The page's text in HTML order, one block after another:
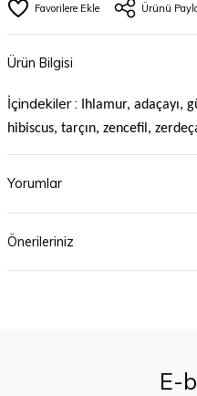
Ürünü
Ürün Bilgisi
İçindekiler :
Ihlamur, adaçayı,
hibiscus, tarçın, zencefil,
Yorumlar
Önerileriniz
E-